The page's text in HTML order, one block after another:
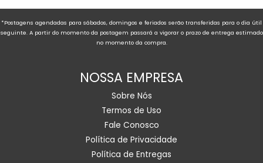
*Postagens agendadas para sábados, domingos e feriados serão transferidas para o dia útil
seguinte. A partir do momento da postagem passará a vigorar o prazo de entrega estimado
no momento da compra.
NOSSA EMPRESA
Sobre Nós
Termos de Uso
Fale Conosco
Política de Privacidade
Política de Entregas